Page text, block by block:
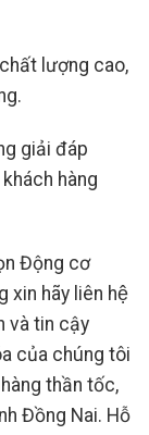
lượng cao,
giải đáp
hàng
Động cơ
xin hãy liên hệ
và tin cậy
của chúng tôi
thần tốc,
Đồng Nai. Hỗ